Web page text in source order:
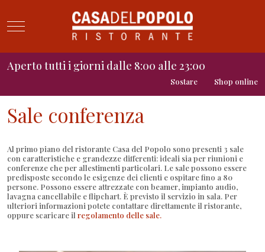
Mobile Menu Toggle
Aperto tutti i giorni dalle 8:00 alle 23:00
Sostare Shop online
Sale conferenza
Al primo piano del ristorante Casa del Popolo sono presenti 3 sale
con caratteristiche e grandezze differenti: ideali sia per riunioni e
conferenze che per allestimenti particolari. Le sale possono essere
predisposte secondo le esigenze dei clienti e ospitare fino a 80
persone. Possono essere attrezzate con beamer, impianto audio,
lavagna cancellabile e flipchart. È previsto il servizio in sala. Per
ulteriori informazioni potete contattare direttamente il ristorante,
oppure scaricare il regolamento delle sale.